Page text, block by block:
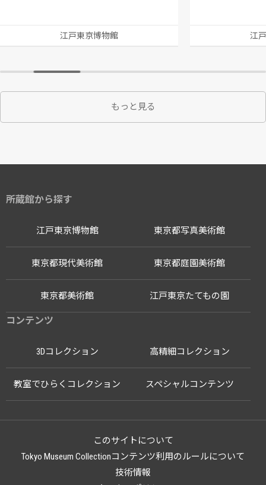
江戸東京博物館 江
もっと見る
所蔵館から探す
江戸東京博物館
江戸東京たてもの園
東京都写真美術館
東京都現代美術館 東京都庭園美術館
東京都美術館
コンテンツ
3Dコレクション 高精細コレクション
教室でひらくコレクション スペシャルコンテンツ
このサイトについて
Tokyo Museum Collectionコンテンツ利用のルールについて
技術情報